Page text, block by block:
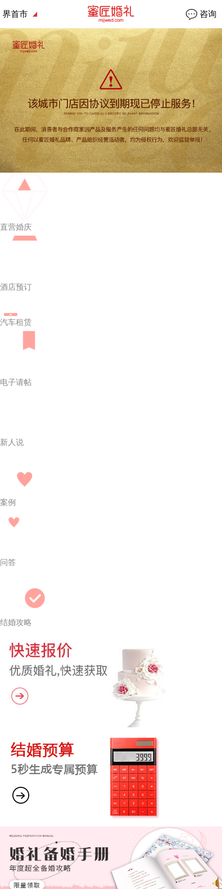
界首市 咨询
直营婚庆
酒店预订
汽车租赁
电子请帖
新人说
案例
问答
结婚攻略